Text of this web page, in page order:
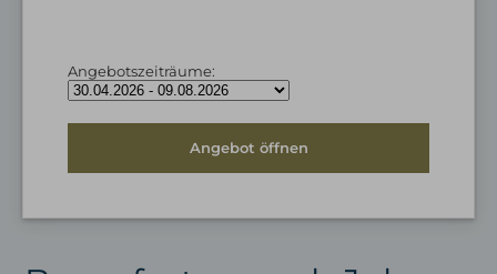
Angebotszeiträume:
Angebot öffnen